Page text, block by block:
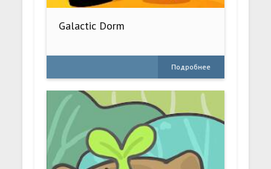
Galactic Dorm
Подробнее